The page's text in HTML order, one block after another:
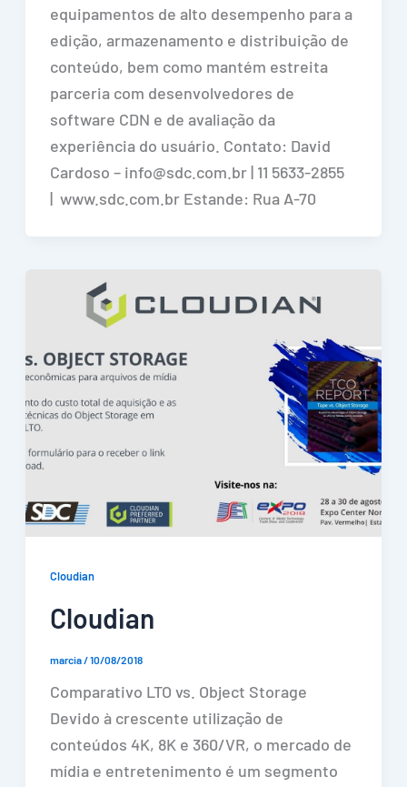
equipamentos de alto desempenho para a
edição, armazenamento e distribuição de
conteúdo, bem como mantém estreita
parceria com desenvolvedores de
software CDN e de avaliação da
experiência do usuário. Contato: David
Cardoso – info@sdc.com.br | 11 5633-2855
| www.sdc.com.br Estande: Rua A-70
Cloudian
Cloudian
marcia/10/08/2018
Comparativo LTO vs. Object Storage
Devido à crescente utilização de
conteúdos 4K, 8K e 360/VR, o mercado de
mídia e entretenimento é um segmento